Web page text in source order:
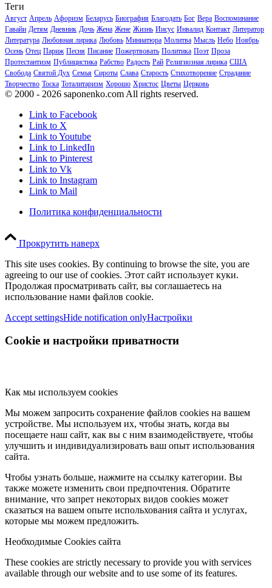
Теги
Август Апрель Афоризм Беларусь Биография Благодать Бог Вера Воспоминание
Гавайи Детям Дневник Дочь Жена Жене Жизнь Иисус Инвалид Контакт Литератор
Литература Любовная лирика Любовь Миниатюра Молитва Мысль Небо Ноябрь
Осень Отец Париж Песня Писание Пожертвовать Политика Поэт Проза
Протестантизм Публицистика Рабство Радость Рай Религиозная лирика США
Свобода Святой Дух Семья Сироты Слава Старость Стихотворение Страдание
Творчество Тоска Тоталитаризм Хорошо Христос Цветы Церковь
© 2000 - 2026 saponenko.com All rights reserved.
Link to Facebook
Link to X
Link to Youtube
Link to LinkedIn
Link to Pinterest
Link to Vk
Link to Instagram
Link to Mail
Политика конфиденциальности
Прокрутить наверх
This site uses cookies. By continuing to browse the site, you are
agreeing to our use of cookies. Этот сайт использует куки.
Продолжая просматривать сайт, вы соглашаетесь на
использование нами файлов cookie.
Accept settingsHide notification onlyНастройки
Cookie и настройки приватности
Как мы используем cookies
Мы можем запросить сохранение файлов cookies на вашем
устройстве. Мы используем их, чтобы знать, когда вы
посещаете наш сайт, как вы с ним взаимодействуете, чтобы
улучшить и индивидуализировать ваш опыт использования
сайта.
Чтобы узнать больше, нажмите на ссылку категории. Вы
также можете изменить свои предпочтения. Обратите
внимание, что запрет некоторых видов cookies может
сказаться на вашем опыте испольхования сайта и услугах,
которые мы можем предложить.
Необходимые Cookies сайта
These cookies are strictly necessary to provide you with services
available through our website and to use some of its features.